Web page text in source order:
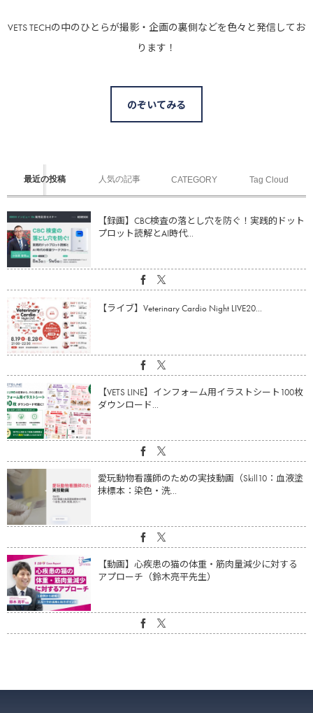
VETS TECHの中のひとらが撮影・企画の裏側などを色々と発信してお
ります！
のぞいてみる
最近の投稿 人気の記事 CATEGORY Tag Cloud
【録画】CBC検査の落とし穴を防ぐ！実践的ドット
プロット読解とAI時代...
【ライブ】Veterinary Cardio Night LIVE20...
【VETS LINE】インフォーム用イラストシート100枚
ダウンロード...
愛玩動物看護師のための実技動画（Skill10：血液塗
抹標本：染色・洗...
【動画】心疾患の猫の体重・筋肉量減少に対する
アプローチ（鈴木亮平先生）